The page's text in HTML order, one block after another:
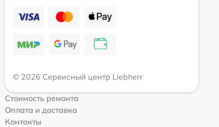
© 2026 Сервисный центр Liebherr
Стоимость ремонта
Оплата и доставка
Контакты